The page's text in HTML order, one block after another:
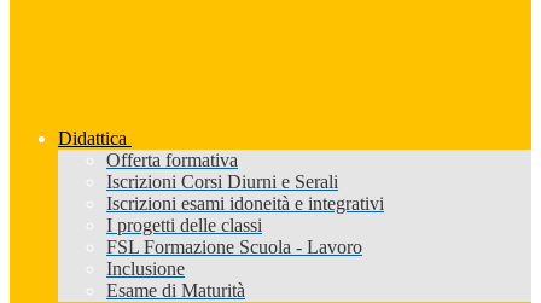
Didattica
Offerta formativa
Iscrizioni Corsi Diurni e Serali
Iscrizioni esami idoneità e integrativi
I progetti delle classi
FSL Formazione Scuola - Lavoro
Inclusione
Esame di Maturità